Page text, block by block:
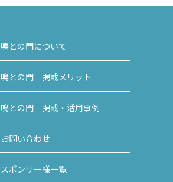
鳴との門について
鳴との門 掲載メリット
鳴との門 掲載・活用事例
お問い合わせ
スポンサー様一覧